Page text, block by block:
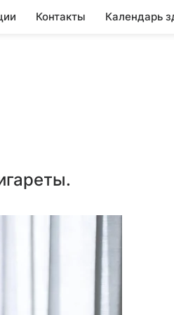
Контакты Календарь